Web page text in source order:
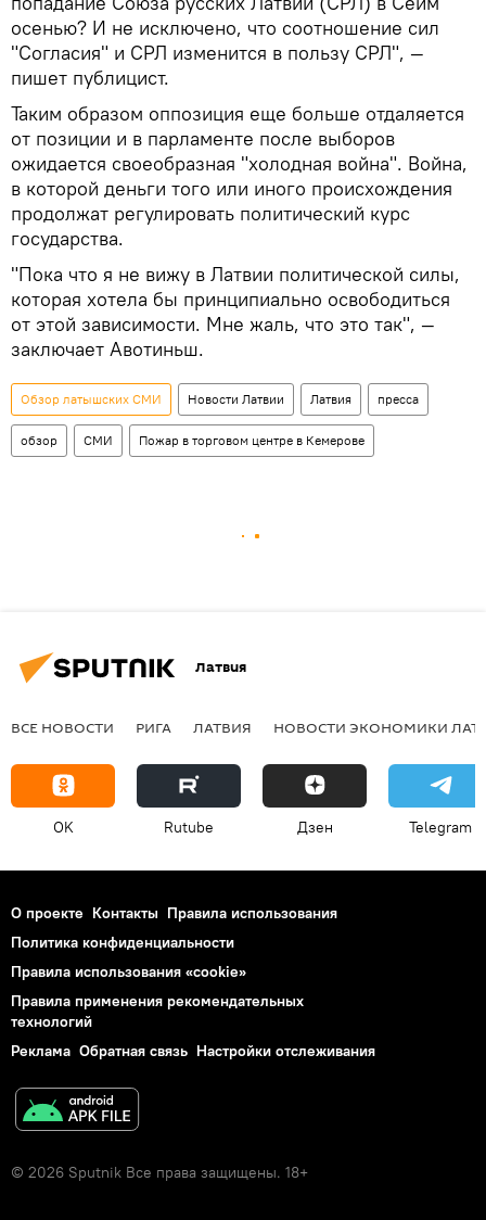
осенью? И не исключено, что соотношение сил
"Согласия" и СРЛ изменится в пользу СРЛ", —
пишет публицист.
Таким образом оппозиция еще больше отдаляется
от позиции и в парламенте после выборов
ожидается своеобразная "холодная война". Война,
в которой деньги того или иного происхождения
продолжат регулировать политический курс
государства.
"Пока что я не вижу в Латвии политической силы,
которая хотела бы принципиально освободиться
от этой зависимости. Мне жаль, что это так", —
заключает Авотиньш.
Обзор латышских СМИ Новости Латвии Латвия пресса
обзор СМИ Пожар в торговом центре в Кемерове
Латвия
ВСЕ НОВОСТИ РИГА ЛАТВИЯ НОВОСТИ ЭКОНОМИКИ
OK Rutube Дзен Telegram
О проекте Контакты Правила использования
Политика конфиденциальности
Правила использования «cookie»
Правила применения рекомендательных
технологий
Реклама Обратная связь Настройки отслеживания
© 2026 Sputnik Все права защищены. 18+